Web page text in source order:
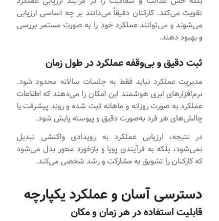
تقویت می‌کند. کارکنان دقیقاً می‌دانند بر چه اساسی ارزیابی
می‌شوند و می‌توانند عملکرد خود را به صورت مستمر بررسی
و بهبود دهند.
ثبت دقیق و بی‌وقفه عملکرد در طول زمان
مدیریت عملکرد نباید فقط به جلسات سالانه محدود شود.
نرم‌افزارهای ابری هوشمند این امکان را می‌دهند که اطلاعات
عملکرد به صورت روزانه و ماهانه ثبت شده و روند پیشرفت یا
چالش‌های هر فرد به‌صورت دقیق و پیوسته پایش شود.
در نتیجه، ارزیابی عملکرد به رویدادی واکنشی تبدیل
نمی‌شود، بلکه به فرآیندی پویا و بازخورد محور بدل می‌شود
که کارکنان را تشویق به مشارکت و رشد شخصی می‌کند.
دسترسی آسان و عملکرد یکپارچه
قابلیت استفاده در هر زمان و مکان